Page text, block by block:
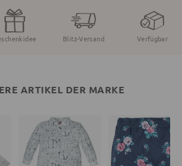
Blitz-Versand Verfügbar
ARTIKEL DER MARKE